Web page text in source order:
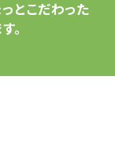
っとこだわった
。